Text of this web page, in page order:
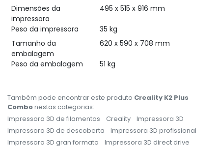
Dimensões da
impressora
495 x 515 x 916 mm
Peso da impressora
35 kg
Tamanho da
embalagem
620 x 590 x 708 mm
Peso da embalagem 51 kg
Também pode encontrar este produto Creality K2 Plus
Combonestas categorias:
Impressora 3D de filamentos
Creality
Impressora 3D
Impressora 3D de descoberta
Impressora 3D profissional
Impressora 3D gran formato
Impressora 3D direct drive